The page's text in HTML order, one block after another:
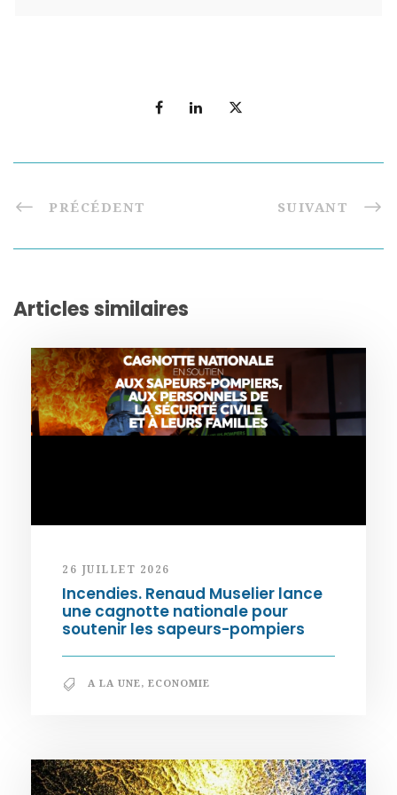
PRÉCÉDENT SUIVANT
Articles similaires
26 JUILLET 2026
Incendies. Renaud Muselier lance
une cagnotte nationale pour
soutenir les sapeurs-pompiers
A LA UNE, ECONOMIE